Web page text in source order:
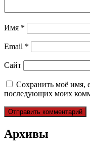
Имя *
Email *
Сайт
Сохранить моё имя,
последующих моих
Архивы